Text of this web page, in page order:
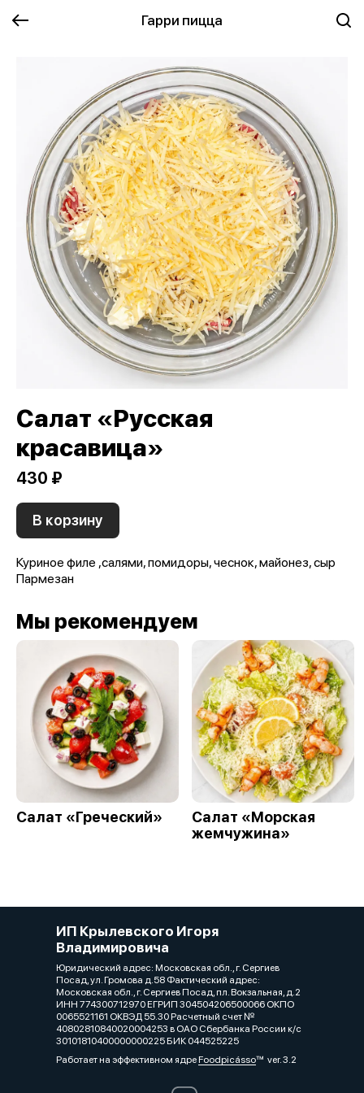
Гарри пицца
Салат «Русская
красавица»
430 ₽
В корзину
Куриное филе ,салями, помидоры, чеснок, майонез, сыр
Пармезан
Мы рекомендуем
Салат «Греческий»
Салат «Морская
жемчужина»
ИП Крылевского Игоря
Владимировича
Юридический адрес: Московская обл., г. Сергиев
Посад, ул. Громова д.58 Фактический адрес:
Московская обл., г. Сергиев Посад, пл. Вокзальная, д.2
ИНН 774300712970 ЕГРИП 304504206500066 ОКПО
0065521161 ОКВЭД 55.30 Расчетный счет №
40802810840020004253 в ОАО Сбербанка России к/с
30101810400000000225 БИК 044525225
Работает на эффективном ядреFoodpicássover. 3.2